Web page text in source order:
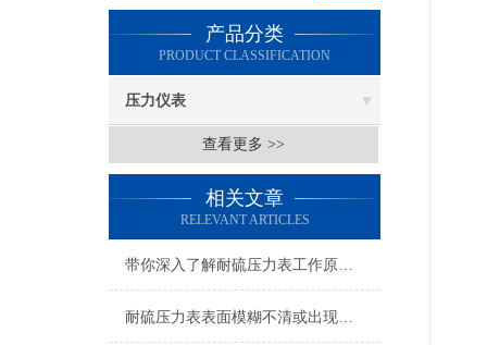
产品分类
PRODUCT CLASSIFICATION
压力仪表
查看更多 >>
相关文章
RELEVANT ARTICLES
带你深入了解耐硫压力表工作原理及其构造
耐硫压力表表面模糊不清或出现水珠可以这样子处理